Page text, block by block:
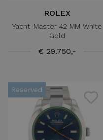
ROLEX
Yacht-Master 42 MM White
Gold
€ 29.750,-
Reserved